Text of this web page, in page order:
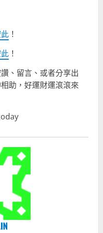
！
！
、留言、或者分享出
助，好運財運滾滾來